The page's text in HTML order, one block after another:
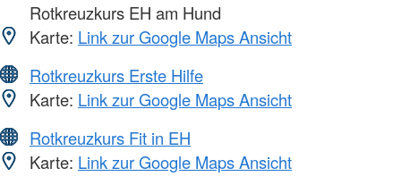
Rotkreuzkurs EH am Hund
Karte: Link zur Google Maps Ansicht
Rotkreuzkurs Erste Hilfe
Karte: Link zur Google Maps Ansicht
Rotkreuzkurs Fit in EH
Karte: Link zur Google Maps Ansicht